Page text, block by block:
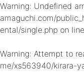
Warning: Undefined
amaguchi.com/
ental/single.php on line
Warning: Attempt to
me/xs563940/kirara-